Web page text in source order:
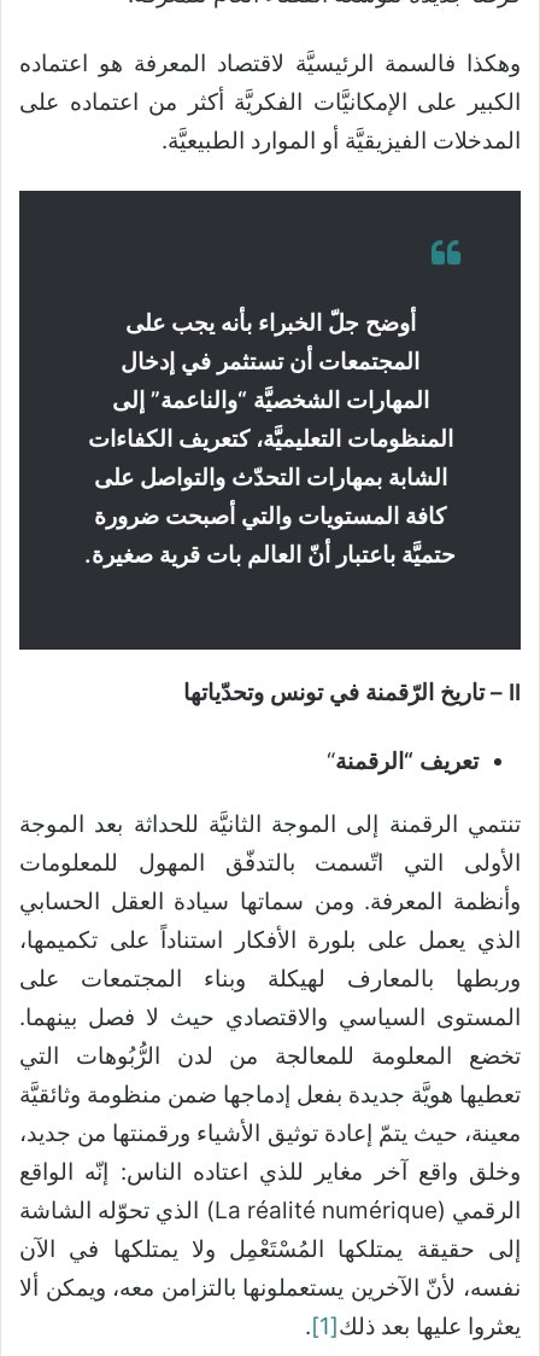
وهكذا فالسمة الرئيسيَّة لاقتصاد المعرفة هو اعتماده
الكبير على الإمكانيَّات الفكريَّة أكثر من اعتماده على
المدخلات الفيزيقيَّة أو الموارد الطبيعيَّة.
أوضح جلّ الخبراء بأنه يجب على
المجتمعات أن تستثمر في إدخال
المهارات الشخصيَّة “والناعمة” إلى
المنظومات التعليميَّة، كتعريف الكفاءات
الشابة بمهارات التحدّث والتواصل على
كافة المستويات والتي أصبحت ضرورة
حتميَّة باعتبار أنّ العالم بات قرية صغيرة.
II
–تاريخ الرّقمنة في تونس وتحدّياتها
تعريف “الرقمنة“
تنتمي الرقمنة إلى الموجة الثانيَّة للحداثة بعد الموجة
الأولى التي اتّسمت بالتدفّق المهول للمعلومات
وأنظمة المعرفة. ومن سماتها سيادة العقل الحسابي
الذي يعمل على بلورة الأفكار استناداً على تكميمها،
وربطها بالمعارف لهيكلة وبناء المجتمعات على
المستوى السياسي والاقتصادي حيث لا فصل بينهما.
تخضع المعلومة للمعالجة من لدن الرُّبُوهات التي
تعطيها هويَّة جديدة بفعل إدماجها ضمن منظومة وثائقيَّة
معينة، حيث يتمّ إعادة توثيق الأشياء ورقمنتها من جديد،
وخلق واقع آخر مغاير للذي اعتاده الناس: إنّه الواقع
الرقمي (La réalité numérique) الذي تحوّله الشاشة
إلى حقيقة يمتلكها المُسْتَعْمِل ولا يمتلكها في الآن
نفسه، لأنّ الآخرين يستعملونها بالتزامن معه، ويمكن ألا
يعثروا عليها بعد ذلك[1]
.